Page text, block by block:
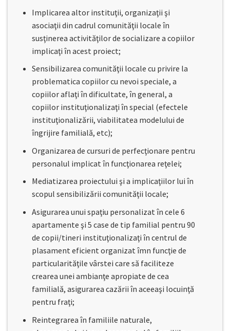
Implicarea altor instituţii, organizaţii şi
asociaţii din cadrul comunităţii locale în
susţinerea activităţilor de socializare a copiilor
implicaţi în acest proiect;
Sensibilizarea comunităţii locale cu privire la
problematica copiilor cu nevoi speciale, a
copiilor aflaţi în dificultate, în general, a
copiilor instituţionalizaţi în special (efectele
instituţionalizării, viabilitatea modelului de
îngrijire familială, etc);
Organizarea de cursuri de perfecţionare pentru
personalul implicat în funcţionarea reţelei;
Mediatizarea proiectului şi a implicaţiilor lui în
scopul sensibilizării comunităţii locale;
Asigurarea unui spaţiu personalizat în cele 6
apartamente şi 5 case de tip familial pentru 90
de copii/tineri instituţionalizaţi în centrul de
plasament eficient organizat îmn funcţie de
particularităţile vârstei care să faciliteze
crearea unei ambianţe apropiate de cea
familială, asigurarea cazării în aceeaşi locuinţă
pentru fraţi;
Reintegrarea în familiile naturale,